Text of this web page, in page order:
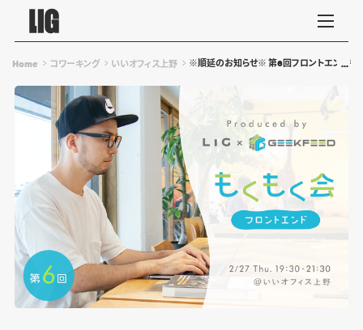
Home コワーキング いいオフィス上野 ※順延のお知らせ※ 第6回フロントエンドも